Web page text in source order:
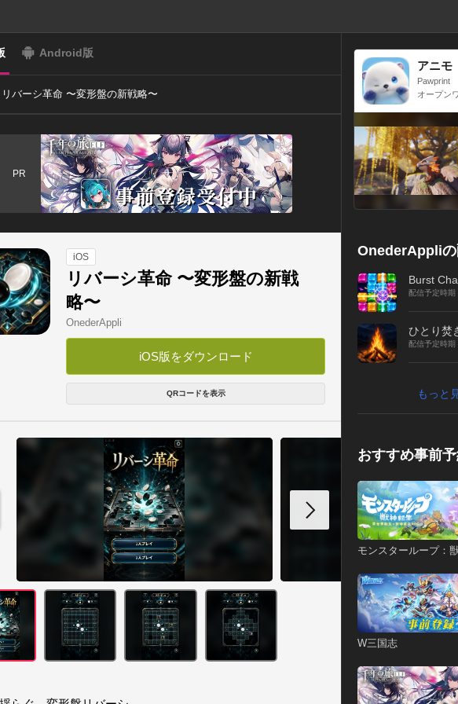
Android版
リバーシ革命 〜変形盤の新戦略〜
PR
iOS
リバーシ革命 〜変形盤の新戦
略〜
OnederAppli
iOS版をダウンロード
QRコードを表示
アニモ
Pawprint
オープン
OnederAppliの
Burst
配信予定時
ひとり焚
配信予定時
もっと
おすすめ事前
モンスターループ：
W三国志